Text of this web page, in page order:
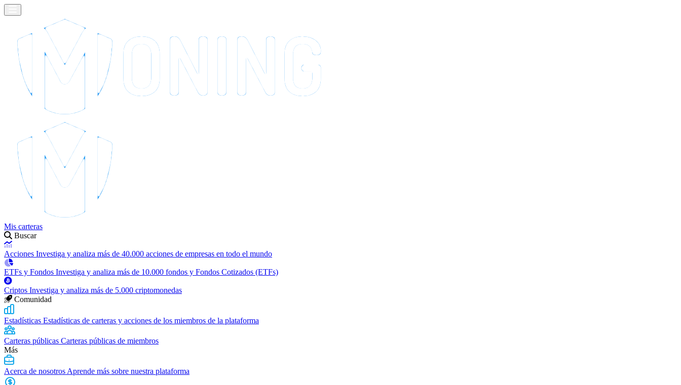
Mis carteras
Buscar
Acciones Investiga y analiza más de 40.000 acciones de empresas en todo el mundo
ETFs y Fondos Investiga y analiza más de 10.000 fondos y Fondos Cotizados (ETFs)
Criptos Investiga y analiza más de 5.000 criptomonedas
Comunidad
Estadísticas Estadísticas de carteras y acciones de los miembros de la plataforma
Carteras públicas Carteras públicas de miembros
Más
Acerca de nosotros Aprende más sobre nuestra plataforma